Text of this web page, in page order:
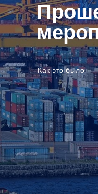
Как это было